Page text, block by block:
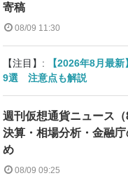
寄稿
08/09 11:30
【注目】:
【2026年8月最
9選 注意点も解説
週刊仮想通貨ニュース
決算・相場分析・金融
め
08/09 09:25